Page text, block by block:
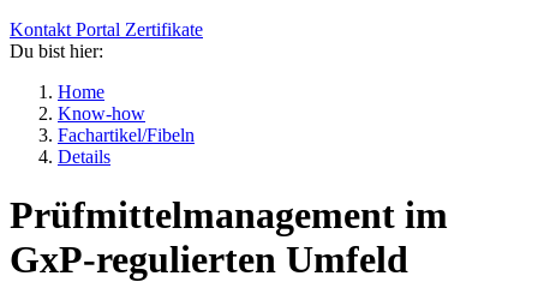
Kontakt Portal Zertifikate
Du bist hier:
Home
Know-how
Fachartikel/Fibeln
Details
Prüfmittelmanagement im
GxP-regulierten Umfeld